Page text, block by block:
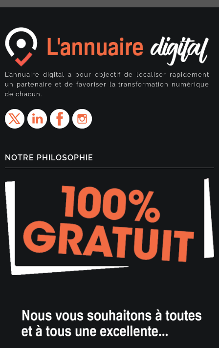
L’annuaire digital a pour objectif de localiser rapidement
un partenaire et de favoriser la transformation numérique
de chacun.
NOTRE PHILOSOPHIE